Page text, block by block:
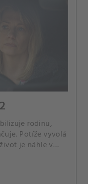
rodinu,
Potíže vyvolá
je náhle v